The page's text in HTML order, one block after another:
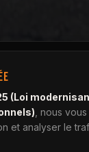
(Loi
, nous
et analyser le